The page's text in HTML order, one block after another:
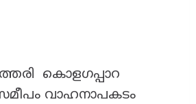
കൊളഗപ്പാറ
സമീപം വാഹനാപകടം